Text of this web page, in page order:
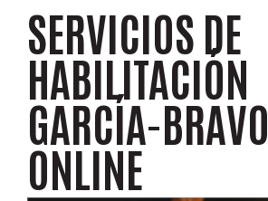
SERVICIOS DE
HABILITACIÓN
GARCÍA-BRAVO
ONLINE